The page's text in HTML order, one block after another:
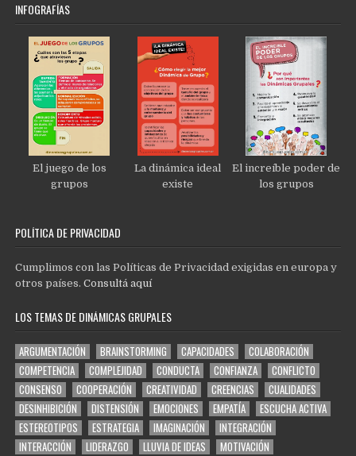
INFOGRAFÍAS
El juego de los
grupos
La dinámica ideal
existe
El increíble poder de
los grupos
POLÍTICA DE PRIVACIDAD
Cumplimos con las Políticas de Privacidad exigidas en europa y
otros países.Consultá aquí
LOS TEMAS DE DINÁMICAS GRUPALES
ARGUMENTACIÓN BRAINSTORMING CAPACIDADES
COLABORACIÓN
COMPETENCIA
COMPLEJIDAD CONDUCTA CONFIANZA
CONFLICTO
CONSENSO
COOPERACIÓN CREATIVIDAD CREENCIAS
CUALIDADES
DESINHIBICIÓN
DISTENSIÓN EMOCIONES EMPATÍA
ESCUCHA ACTIVA
ESTEREOTIPOS
ESTRATEGIA IMAGINACIÓN
INTEGRACIÓN
INTERACCIÓN
LIDERAZGO LLUVIA DE IDEAS
MOTIVACIÓN